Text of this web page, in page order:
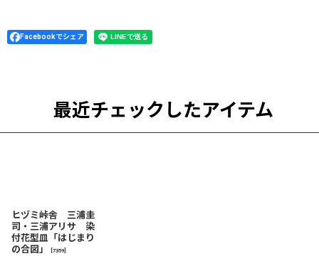
Facebookでシェア
最近チェックしたアイテム
ヒヅミ峠舎 三浦圭
司・三浦アリサ 染
付花型皿「はじまり
の合図」
7359